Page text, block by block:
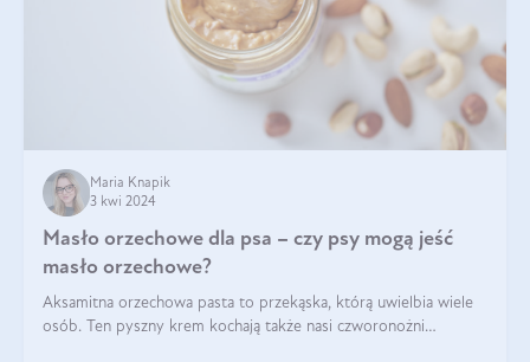
Maria Knapik
3 kwi 2024
Masło orzechowe dla psa – czy psy mogą jeść
masło orzechowe?
Aksamitna orzechowa pasta to przekąska, którą uwielbia wiele
osób. Ten pyszny krem kochają także nasi czworonożni